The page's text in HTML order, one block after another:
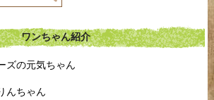
ワンちゃん紹介
ズの元気ちゃん
んちゃん